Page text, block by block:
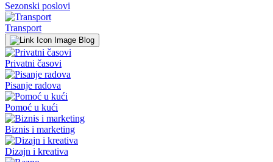
Sezonski poslovi
Transport
Blog
Privatni časovi
Pisanje radova
Pomoć u kući
Biznis i marketing
Dizajn i kreativa